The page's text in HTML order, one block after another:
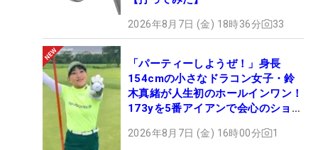
2026年8月7日 (金) 18時36分 33
「パーティーしようぜ！」身長
154cmの小さなドラコン女子・鈴
木真緒が人生初のホールインワン！
173yを5番アイアンで会心のショッ
2026年8月7日 (金) 16時00分 1